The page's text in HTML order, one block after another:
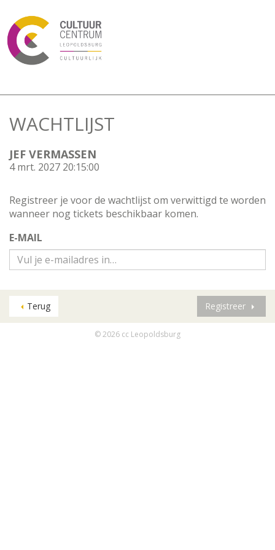
WACHTLIJST
JEF VERMASSEN
4 mrt. 2027 20:15:00
Registreer je voor de wachtlijst om verwittigd te worden
wanneer nog tickets beschikbaar komen.
E-MAIL
Terug Registreer
© 2026 cc Leopoldsburg